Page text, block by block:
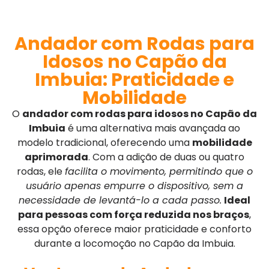
Andador com Rodas para
Idosos no Capão da
Imbuia: Praticidade e
Mobilidade
O andador com rodas para idosos no Capão da
Imbuia é uma alternativa mais avançada ao
modelo tradicional, oferecendo uma mobilidade
aprimorada. Com a adição de duas ou quatro
rodas, elefacilita o movimento, permitindo que o
usuário apenas empurre o dispositivo, sem a
necessidade de levantá-lo a cada passo. Ideal
para pessoas com força reduzida nos braços,
essa opção oferece maior praticidade e conforto
durante a locomoção no Capão da Imbuia.